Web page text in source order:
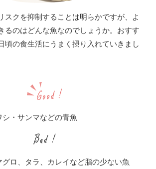
スクを抑制することは明らかですが、よ
るのはどんな魚なのでしょうか。おすす
頃の食生活にうまく摂り入れていきまし
シ・サンマなどの青魚
グロ、タラ、カレイなど脂の少ない魚